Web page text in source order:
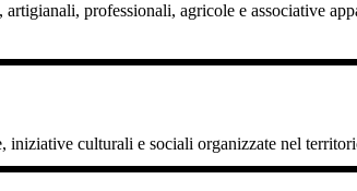
professionali, agricole e associative
iniziative culturali e sociali organizzate nel